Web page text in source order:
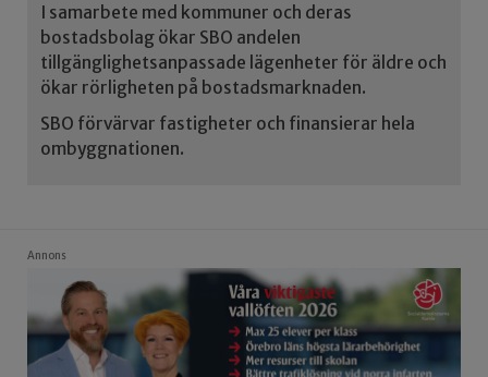
I samarbete med kommuner och deras
bostadsbolag ökar SBO andelen
tillgänglighetsanpassade lägenheter för äldre och
ökar rörligheten på bostadsmarknaden.
SBO förvärvar fastigheter och finansierar hela
ombyggnationen.
Annons